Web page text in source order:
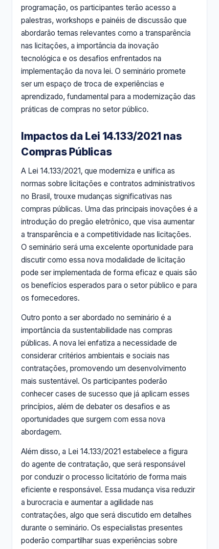
programação, os participantes terão acesso a
palestras, workshops e painéis de discussão que
abordarão temas relevantes como a transparência
nas licitações, a importância da inovação
tecnológica e os desafios enfrentados na
implementação da nova lei. O seminário promete
ser um espaço de troca de experiências e
aprendizado, fundamental para a modernização das
práticas de compras no setor público.
Impactos da Lei 14.133/2021 nas
Compras Públicas
A Lei 14.133/2021, que moderniza e unifica as
normas sobre licitações e contratos administrativos
no Brasil, trouxe mudanças significativas nas
compras públicas. Uma das principais inovações é a
introdução do pregão eletrônico, que visa aumentar
a transparência e a competitividade nas licitações.
O seminário será uma excelente oportunidade para
discutir como essa nova modalidade de licitação
pode ser implementada de forma eficaz e quais são
os benefícios esperados para o setor público e para
os fornecedores.
Outro ponto a ser abordado no seminário é a
importância da sustentabilidade nas compras
públicas. A nova lei enfatiza a necessidade de
considerar critérios ambientais e sociais nas
contratações, promovendo um desenvolvimento
mais sustentável. Os participantes poderão
conhecer cases de sucesso que já aplicam esses
princípios, além de debater os desafios e as
oportunidades que surgem com essa nova
abordagem.
Além disso, a Lei 14.133/2021 estabelece a figura
do agente de contratação, que será responsável
por conduzir o processo licitatório de forma mais
eficiente e responsável. Essa mudança visa reduzir
a burocracia e aumentar a agilidade nas
contratações, algo que será discutido em detalhes
durante o seminário. Os especialistas presentes
poderão compartilhar suas experiências sobre